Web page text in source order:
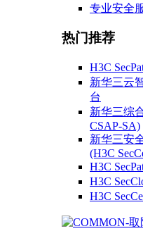
专业安全
热门推荐
H3C
新华三云
台
新华三综
CSAP-SA)
新华三安
(H3C
H3C
H3C
H3C